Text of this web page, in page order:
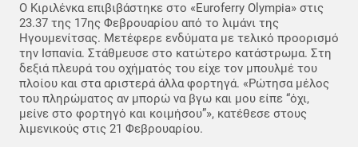
Ο Κιριλένκα επιβιβάστηκε στο «Euroferry Olympia» στις
23.37 της 17ης Φεβρουαρίου από το λιμάνι της
Ηγουμενίτσας. Μετέφερε ενδύματα με τελικό προορισμό
την Ισπανία. Στάθμευσε στο κατώτερο κατάστρωμα. Στη
δεξιά πλευρά του οχήματός του είχε τον μπουλμέ του
πλοίου και στα αριστερά άλλα φορτηγά. «Ρώτησα μέλος
του πληρώματος αν μπορώ να βγω και μου είπε “όχι,
μείνε στο φορτηγό και κοιμήσου”», κατέθεσε στους
λιμενικούς στις 21 Φεβρουαρίου.